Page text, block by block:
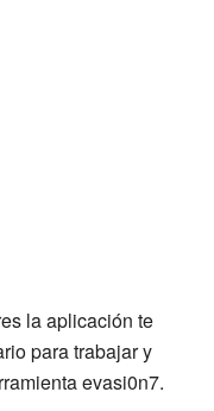
la aplicación te
para trabajar y
evasi0n7.